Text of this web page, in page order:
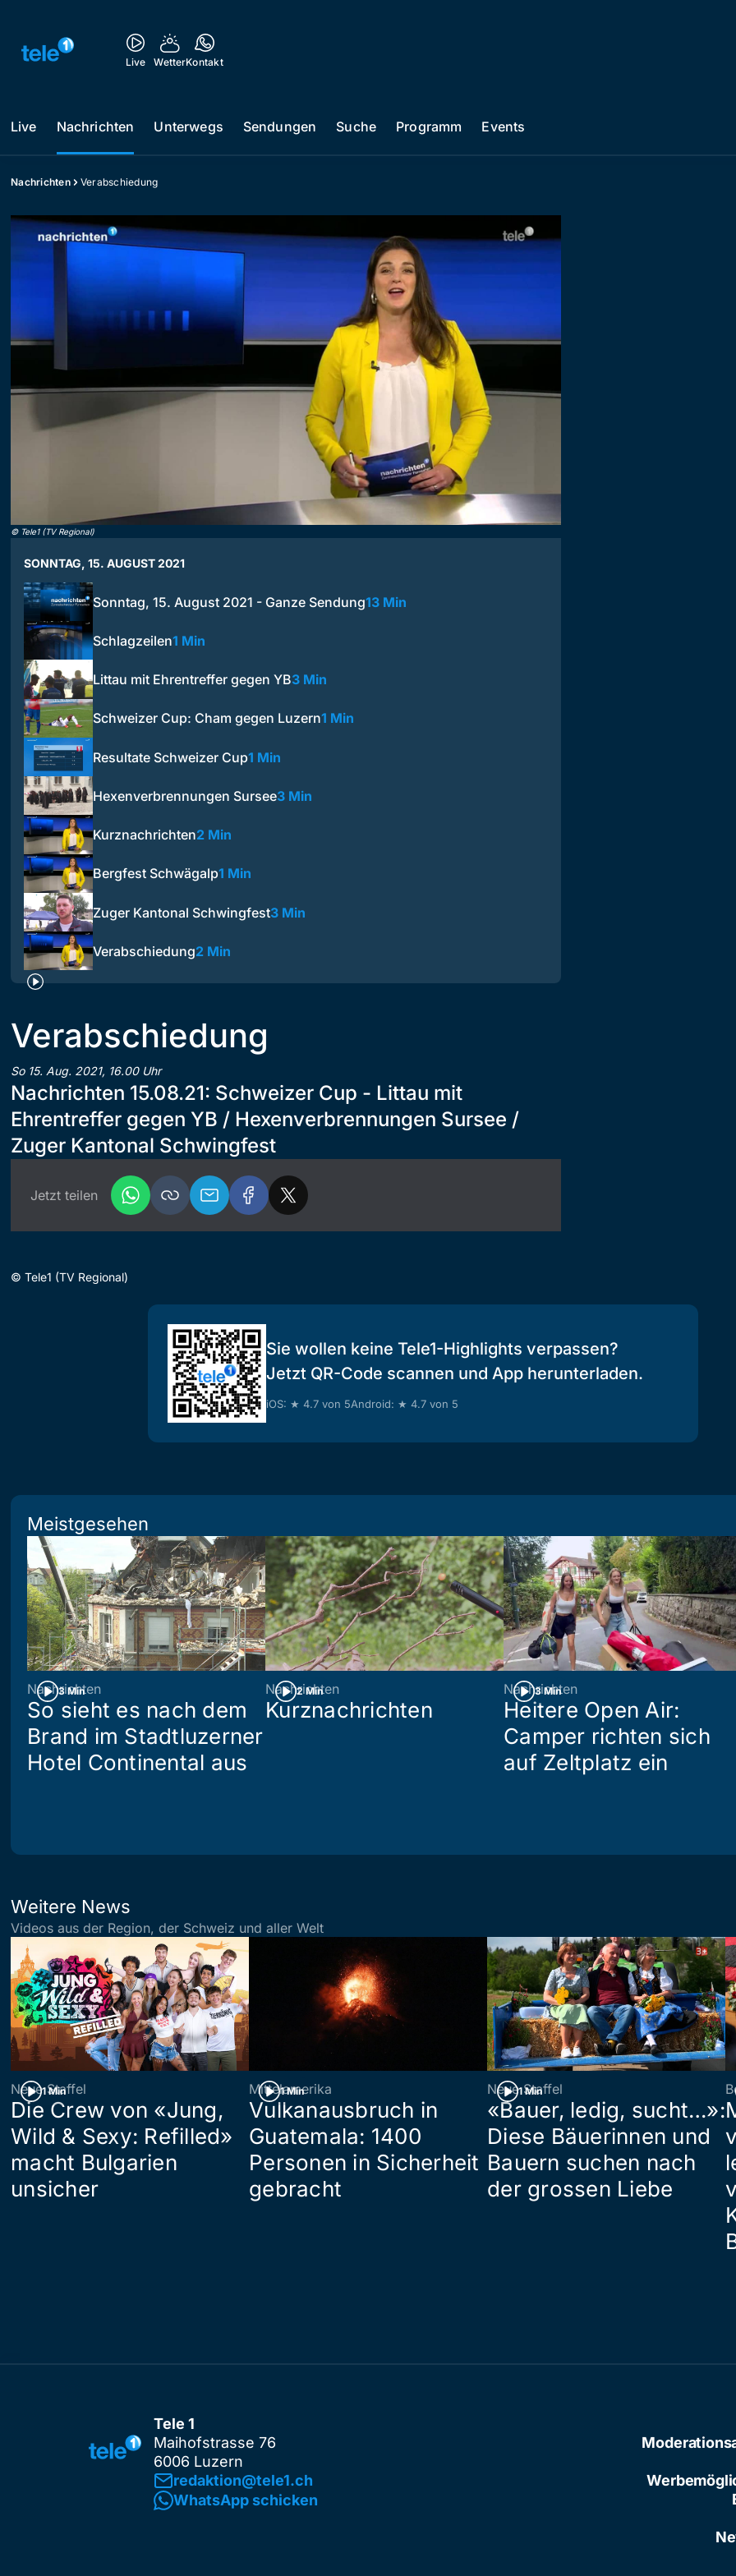
Live WetterKontakt
Live Nachrichten Unterwegs Sendungen Suche Programm Events
Nachrichten Verabschiedung
© Tele1 (TV Regional)
SONNTAG, 15. AUGUST 2021
Sonntag, 15. August 2021 - Ganze Sendung13 Min
Schlagzeilen1 Min
Littau mit Ehrentreffer gegen YB3 Min
Schweizer Cup: Cham gegen Luzern1 Min
Resultate Schweizer Cup1 Min
Hexenverbrennungen Sursee3 Min
Kurznachrichten2 Min
Bergfest Schwägalp1 Min
Zuger Kantonal Schwingfest3 Min
Verabschiedung2 Min
Verabschiedung
So 15. Aug. 2021, 16.00 Uhr
Nachrichten 15.08.21: Schweizer Cup - Littau mit
Ehrentreffer gegen YB / Hexenverbrennungen Sursee /
Zuger Kantonal Schwingfest
Jetzt teilen
© Tele1 (TV Regional)
Sie wollen keine Tele1-Highlights verpassen?
Jetzt QR-Code scannen und App herunterladen.
iOS: ★ 4.7 von 5Android: ★ 4.7 von 5
Meistgesehen
3 Min
Nachrichten
So sieht es nach dem
Brand im Stadtluzerner
Hotel Continental aus
2 Min
Nachrichten
Kurznachrichten
3 Min
Nachrichten
Heitere Open Air:
Camper richten sich
auf Zeltplatz ein
Weitere News
Videos aus der Region, der Schweiz und aller Welt
1 Min
Neue Staffel
Die Crew von «Jung,
Wild & Sexy: Refilled»
macht Bulgarien
unsicher
1 Min
Mittelamerika
Vulkanausbruch in
Guatemala: 1400
Personen in Sicherheit
gebracht
1 Min
Neue Staffel
«Bauer, ledig, sucht…»:
Diese Bäuerinnen und
Bauern suchen nach
der grossen Liebe
Tele 1
Maihofstrasse 76
6006 Luzern
redaktion@tele1.ch
WhatsApp schicken